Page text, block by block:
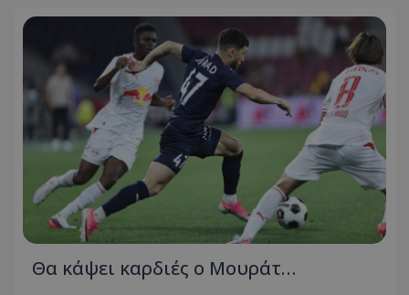
Θα κάψει καρδιές ο Μουράτ…